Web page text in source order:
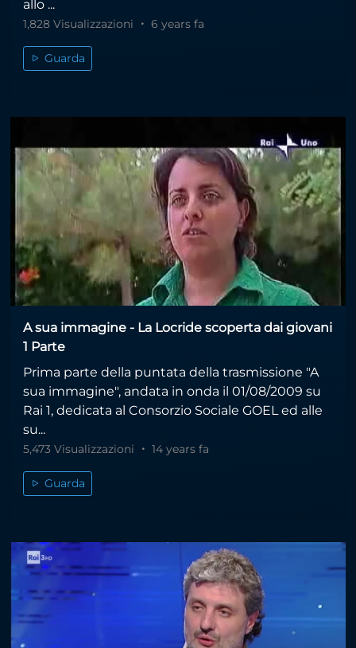
allo ...
1,828 Visualizzazioni 6 years fa
Guarda
A sua immagine - La Locride scoperta dai giovani
1 Parte
Prima parte della puntata della trasmissione "A
sua immagine", andata in onda il 01/08/2009 su
Rai 1, dedicata al Consorzio Sociale GOEL ed alle
su...
5,473 Visualizzazioni 14 years fa
Guarda